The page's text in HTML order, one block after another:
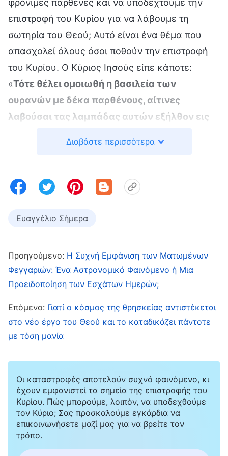
επιστροφή του Κυρίου για να λάβουμε τη
σωτηρία του Θεού; Αυτό είναι ένα θέμα που
απασχολεί όλους όσοι ποθούν την επιστροφή
του Κυρίου. Ο Κύριος Ιησούς είπε κάποτε:
«Τότε θέλει ομοιωθή η βασιλεία των
ουρανών με δέκα παρθένους, αίτινες
λαβούσαι τας λαμπάδας αυτών εξήλθον εις
ήσαν φρόνιμοι και πέντε μωραί. Αίτινες
έλαβον μεθ’ εαυτών έλαιον· αι φρόνιμοι όμως
έλαβον έλαιον εν τοις αγγείοις αυτών μετά
των λαμπάδων αυτών
λυχνάρια και περίμεναν ευλαβικά τον ερχομό
του Κυρίου. Εν τέλει, μπόρεσαν να Τον
στη βασιλεία των ουρανών. Έτσι, πολλοί
αδελφοί και αδελφές πιστεύουν πως εφόσον
διαβάζουν με συνέπεια τις γραφές,
παρευρίσκονται σε συναθροίσεις,
αναλαμβάνουν επιμελώς το έργο του Κυρίου
και περιμένουν ευλαβικά, αυτό σημαίνει πως
έχουν προετοιμάσει το λάδι και είναι φρόνιμες
παρθένες, και πως όταν επιστρέψει ο Κύριος,
θα ανυψωθούν στη βασιλεία των ουρανών.
Διαβάστε περισσότερα
Ευαγγέλιο Σήμερα
Προηγούμενο: Η Συχνή Εμφάνιση των Ματωμένων
Φεγγαριών: Ένα Αστρονομικό Φαινόμενο ή Μια
Προειδοποίηση των Εσχάτων Ημερών;
Επόμενο: Γιατί ο κόσμος της θρησκείας αντιστέκεται
στο νέο έργο του Θεού και το καταδικάζει πάντοτε
με τόση μανία
Οι καταστροφές αποτελούν συχνό φαινόμενο, κι
έχουν εμφανιστεί τα σημεία της επιστροφής του
Κυρίου. Πώς μπορούμε, λοιπόν, να υποδεχθούμε
τον Κύριο; Σας προσκαλούμε εγκάρδια να
επικοινωνήσετε μαζί μας για να βρείτε τον
τρόπο.